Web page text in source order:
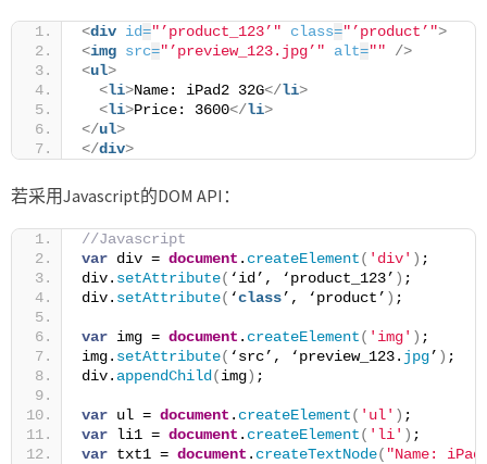
<div id="’product_123’" class="’product’">
<img src="’preview_123.jpg’" alt=""
/>
<ul>
<li>Name: iPad2 32G</li>
<li>Price: 3600</li>
</ul>
</div>
若采用Javascript的DOM API：
//Javascript
var div = document . createElement( 'div' ) ;
div. setAttribute( ‘id’, ‘product_123’ ) ;
div. setAttribute( ‘class’, ‘product’ ) ;
var img = document . createElement( 'img' ) ;
img. setAttribute( ‘src’, ‘preview_123. jpg’ ) ;
div. appendChild (img) ;
var ul = document . createElement( 'ul' ) ;
var li1 = document . createElement( 'li' ) ;
var txt1 = document . createTextNode( "Name: